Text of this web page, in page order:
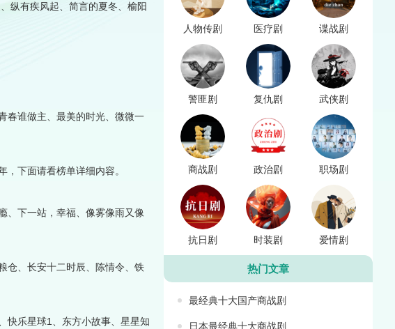
纵有疾风起、简言的夏冬、榆阳
春谁做主、最美的时光、微微一
下面请看榜单详细内容。
、下一站，幸福、像雾像雨又像
仓、长安十二时辰、陈情令、铁
快乐星球1、东方小故事、星星知
人物传剧 医疗剧 谍战剧
警匪剧 复仇剧 武侠剧
商战剧 政治剧 职场剧
抗日剧 时装剧 爱情剧
热门文章
最经典十大国产商战剧
日本最经典十大商战剧